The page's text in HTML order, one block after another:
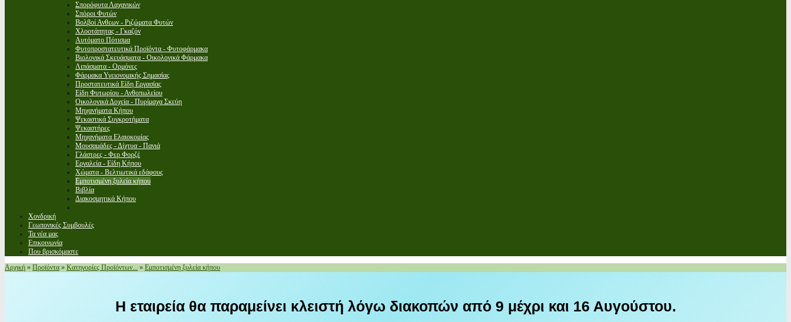
Σπορόφυτα Λαχανικών
Σπόροι Φυτών
Βολβοί Ανθεων - Ριζώματα Φυτών
Χλοοτάπητας - Γκαζόν
Αυτόματο Πότισμα
Φυτοπροστατευτικά Προϊόντα - Φυτοφάρμακα
Βιολογικά Σκευάσματα - Οικολογικά Φάρμακα
Λιπάσματα - Ορμόνες
Φάρμακα Υγειονομικής Σημασίας
Προστατευτικά Είδη Εργασίας
Είδη Φυτωρίου - Ανθοπωλείου
Οικολογικά Δοχεία - Πυρίμαχα Σκεύη
Μηχανήματα Κήπου
Ψεκαστικά Συγκροτήματα
Ψεκαστήρες
Μηχανήματα Ελαιοκομίας
Μουσαμάδες - Δίχτυα - Πανιά
Γλάστρες - Φερ Φορζέ
Εργαλεία - Είδη Κήπου
Χώματα - Βελτιωτικά εδάφους
Εμποτισμένη ξυλεία κήπου
Βιβλία
Διακοσμητικά Κήπου
Χονδρική
Γεωπονικές Συμβουλές
Τα νέα μας
Επικοινωνία
Που βρισκόμαστε
Αρχική » Προϊόντα » Κατηγορίες Προϊόντων... » Εμποτισμένη ξυλεία κήπου
Η εταιρεία θα παραμείνει κλειστή λόγω διακοπών από 9 μέχρι και 16 Αυγούστου.